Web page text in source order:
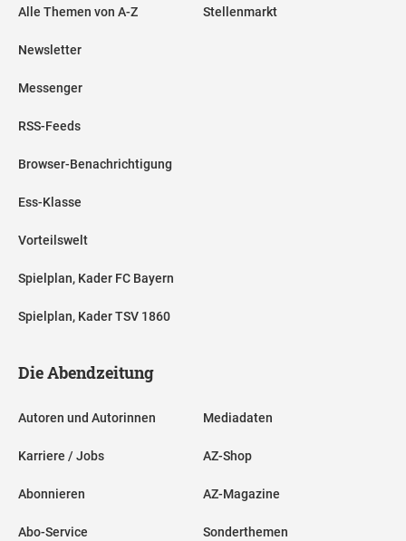
Alle Themen von A-Z
Newsletter
Messenger
RSS-Feeds
Browser-Benachrichtigung
Ess-Klasse
Vorteilswelt
Spielplan, Kader FC Bayern
Spielplan, Kader TSV 1860
Stellenmarkt
Die Abendzeitung
Autoren und Autorinnen
Karriere / Jobs
Abonnieren
Abo-Service
Mediadaten
AZ-Shop
AZ-Magazine
Sonderthemen